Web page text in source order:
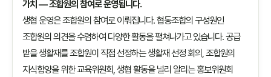
가치 — 조합원의 참여로 운영됩니다.
생협 운영은 조합원의 참여로 이뤄집니다. 협동조합의 구성원인
조합원의 의견을 수렴하여 다양한 활동을 펼쳐나가고 있습니다. 공급
받을 생활재를 조합원이 직접 선정하는 생활재 선정 회의, 조합원의
지식함양을 위한 교육위원회, 생협 활동을 널리 알리는 홍보위원회